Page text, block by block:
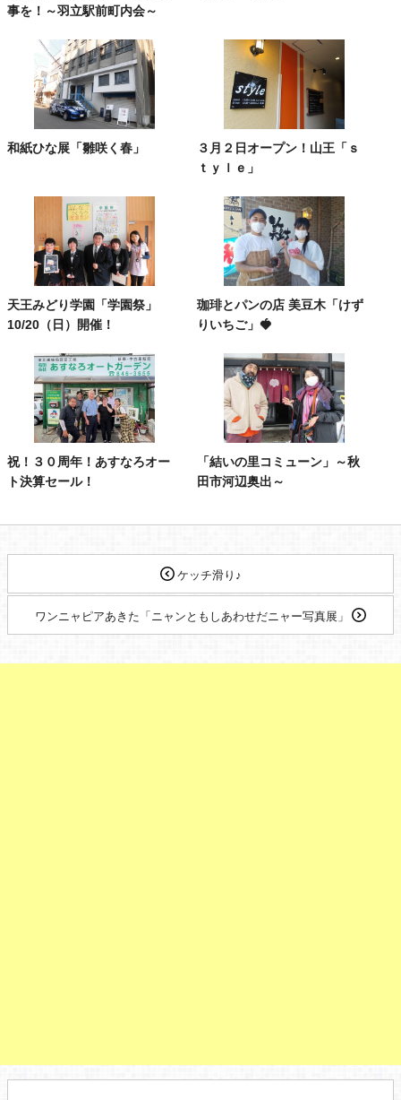
事を！～羽立駅前町内会～
和紙ひな展「雛咲く春」
３月２日オープン！山王「ｓ
ｔｙｌｅ」
天王みどり学園「学園祭」
10/20（日）開催！
珈琲とパンの店 美豆木「けず
りいちご」🍓
祝！３０周年！あすなろオー
ト決算セール！
「結いの里コミューン」～秋
田市河辺奥出～
ケッチ滑り♪
ワンニャピアあきた「ニャンともしあわせだニャー写真展」